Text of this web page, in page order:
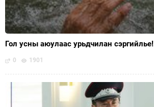
Гол усны аюулаас урьдчилан сэргийлье!
0 1901